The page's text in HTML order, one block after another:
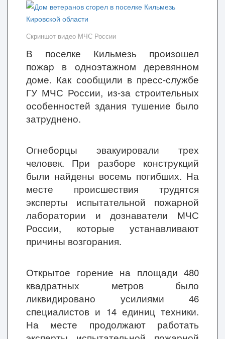
Скриншот видео МЧС России
В поселке Кильмезь произошел
пожар в одноэтажном деревянном
доме. Как сообщили в пресс-службе
ГУ МЧС России, из-за строительных
особенностей здания тушение было
затруднено.
Огнеборцы эвакуировали трех
человек. При разборе конструкций
были найдены восемь погибших. На
месте происшествия трудятся
эксперты испытательной пожарной
лаборатории и дознаватели МЧС
России, которые устанавливают
причины возгорания.
Открытое горение на площади 480
квадратных метров было
ликвидировано усилиями 46
специалистов и 14 единиц техники.
На месте продолжают работать